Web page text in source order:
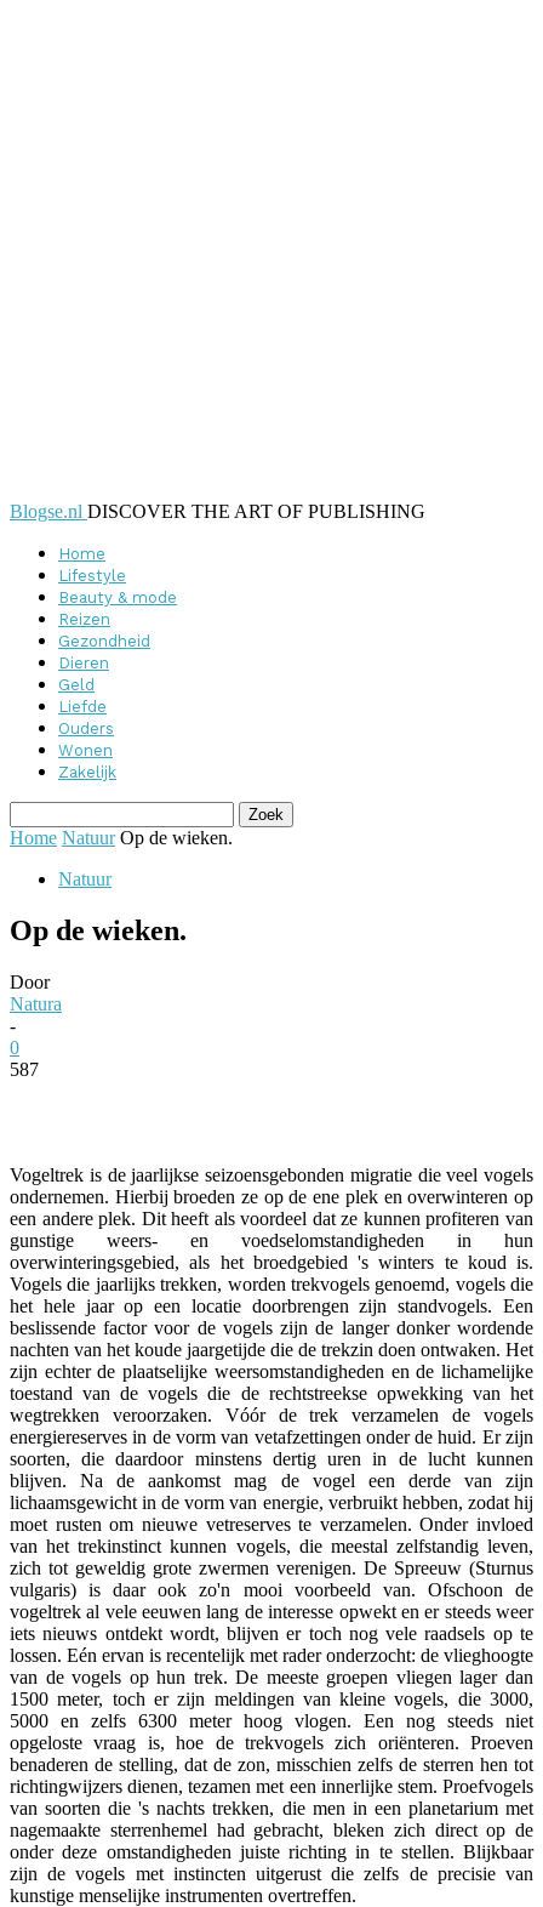
Blogse.nl DISCOVER THE ART OF PUBLISHING
Home
Lifestyle
Beauty & mode
Reizen
Gezondheid
Dieren
Geld
Liefde
Ouders
Wonen
Zakelijk
Home Natuur Op de wieken.
Natuur
Op de wieken.
Door
Natura
-
0
587
Vogeltrek is de jaarlijkse seizoensgebonden migratie die veel vogels
ondernemen. Hierbij broeden ze op de ene plek en overwinteren op
een andere plek. Dit heeft als voordeel dat ze kunnen profiteren van
gunstige weers- en voedselomstandigheden in hun
overwinteringsgebied, als het broedgebied 's winters te koud is.
Vogels die jaarlijks trekken, worden trekvogels genoemd, vogels die
het hele jaar op een locatie doorbrengen zijn standvogels. Een
beslissende factor voor de vogels zijn de langer donker wordende
nachten van het koude jaargetijde die de trekzin doen ontwaken. Het
zijn echter de plaatselijke weersomstandigheden en de lichamelijke
toestand van de vogels die de rechtstreekse opwekking van het
wegtrekken veroorzaken. Vóór de trek verzamelen de vogels
energiereserves in de vorm van vetafzettingen onder de huid. Er zijn
soorten, die daardoor minstens dertig uren in de lucht kunnen
blijven. Na de aankomst mag de vogel een derde van zijn
lichaamsgewicht in de vorm van energie, verbruikt hebben, zodat hij
moet rusten om nieuwe vetreserves te verzamelen. Onder invloed
van het trekinstinct kunnen vogels, die meestal zelfstandig leven,
zich tot geweldig grote zwermen verenigen. De Spreeuw (Sturnus
vulgaris) is daar ook zo'n mooi voorbeeld van. Ofschoon de
vogeltrek al vele eeuwen lang de interesse opwekt en er steeds weer
iets nieuws ontdekt wordt, blijven er toch nog vele raadsels op te
lossen. Eén ervan is recentelijk met rader onderzocht: de vlieghoogte
van de vogels op hun trek. De meeste groepen vliegen lager dan
1500 meter, toch er zijn meldingen van kleine vogels, die 3000,
5000 en zelfs 6300 meter hoog vlogen. Een nog steeds niet
opgeloste vraag is, hoe de trekvogels zich oriënteren. Proeven
benaderen de stelling, dat de zon, misschien zelfs de sterren hen tot
richtingwijzers dienen, tezamen met een innerlijke stem. Proefvogels
van soorten die 's nachts trekken, die men in een planetarium met
nagemaakte sterrenhemel had gebracht, bleken zich direct op de
onder deze omstandigheden juiste richting in te stellen. Blijkbaar
zijn de vogels met instincten uitgerust die zelfs de precisie van
kunstige menselijke instrumenten overtreffen.